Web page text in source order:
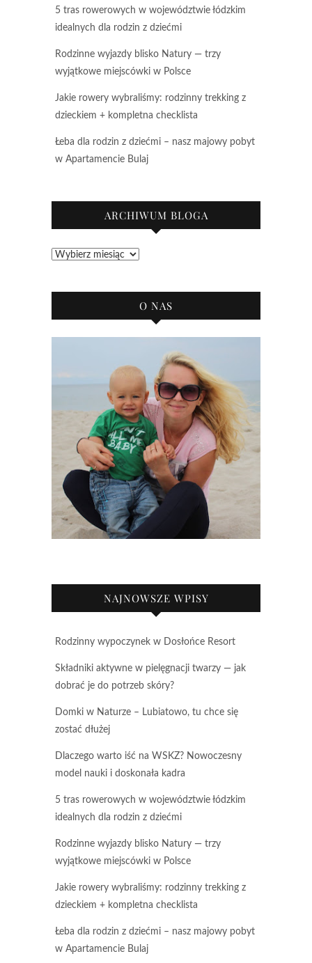
5 tras rowerowych w województwie łódzkim
idealnych dla rodzin z dziećmi
Rodzinne wyjazdy blisko Natury — trzy
wyjątkowe miejscówki w Polsce
Jakie rowery wybraliśmy: rodzinny trekking z
dzieckiem + kompletna checklista
Łeba dla rodzin z dziećmi – nasz majowy pobyt
w Apartamencie Bulaj
ARCHIWUM BLOGA
Archiwum
O NAS
NAJNOWSZE WPISY
Rodzinny wypoczynek w Dosłońce Resort
Składniki aktywne w pielęgnacji twarzy — jak
dobrać je do potrzeb skóry?
Domki w Naturze – Lubiatowo, tu chce się
zostać dłużej
Dlaczego warto iść na WSKZ? Nowoczesny
model nauki i doskonała kadra
5 tras rowerowych w województwie łódzkim
idealnych dla rodzin z dziećmi
Rodzinne wyjazdy blisko Natury — trzy
wyjątkowe miejscówki w Polsce
Jakie rowery wybraliśmy: rodzinny trekking z
dzieckiem + kompletna checklista
Łeba dla rodzin z dziećmi – nasz majowy pobyt
w Apartamencie Bulaj